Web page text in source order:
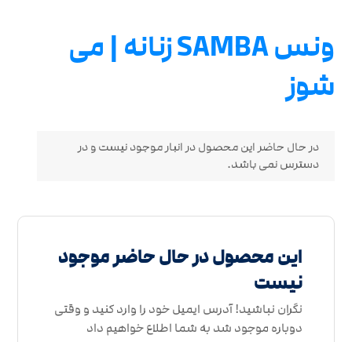
ونس SAMBA زنانه | می
شوز
در حال حاضر این محصول در انبار موجود نیست و در
دسترس نمی باشد.
این محصول در حال حاضر موجود
نیست
نگران نباشید! آدرس ایمیل خود را وارد کنید و وقتی
دوباره موجود شد به شما اطلاع خواهیم داد